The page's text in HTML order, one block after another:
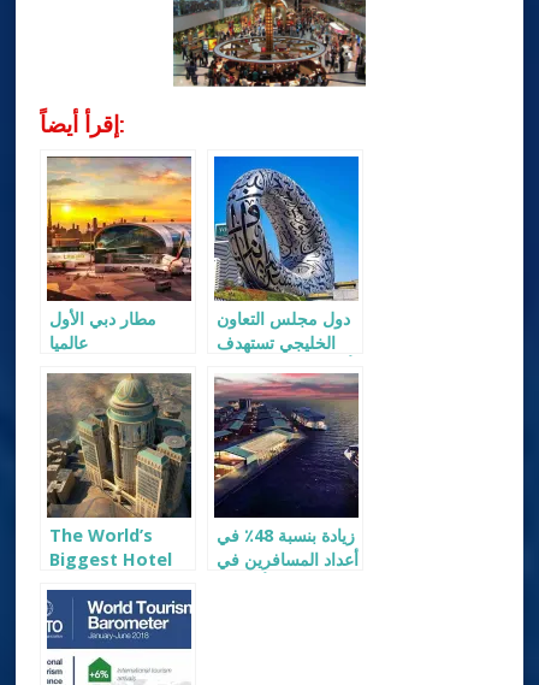
إقرأ أيضاً:
مطار دبي الأول
عالميا
دول مجلس التعاون
الخليجي تستهدف
لتعزيز نموها
السياحي
The World’s
Biggest Hotel
Rooms & 70
Restaurants
Abraj Kudai
Hotel, Mecca,
زيادة بنسبة 48٪ في
أعداد المسافرين في